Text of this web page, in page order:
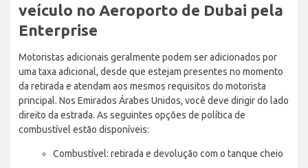
veículo no Aeroporto de Dubai pela
Enterprise
Motoristas adicionais geralmente podem ser adicionados por
uma taxa adicional, desde que estejam presentes no momento
da retirada e atendam aos mesmos requisitos do motorista
principal. Nos Emirados Árabes Unidos, você deve dirigir do lado
direito da estrada. As seguintes opções de política de
combustível estão disponíveis:
Combustível: retirada e devolução com o tanque cheio